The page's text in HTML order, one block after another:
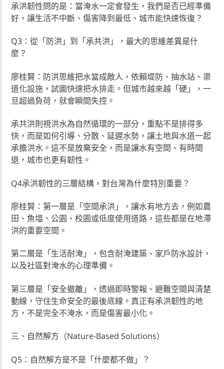
承洪韌性問的是：當淹水一定會發生，我們是否已經準備
好，讓生活不中斷、傷害降到最低、城市能快速恢復？
Q3：從「防洪」到「承共洪」，最大的思維差異是什
麼？
廖桂賢：防洪思維把水當成敵人，依賴堤防、抽水站、渠
道化設施，試圖快速把水排走。但城市越來越「硬」，一
旦超過負荷，就會瞬間失控。
承共洪則視洪水為自然循環的一部分，重點不是排得多
快，而是如何引導、分散、延遲水勢，讓土地與水道一起
承擔洪水。這不是放棄安全，而是讓水有空間、有時間
退，城市也更有韌性。
Q4承洪韌性的三層結構，對台灣為什麼特別重要？
廖桂賢：第一層是「空間承洪」，讓水有地方去，例如農
田、魚塭、公園、校園或低度使用道路，這些都是在地滯
洪的重要空間。
第二層是「生活耐淹」，包含耐淹建築、家戶防水設計，
以及社區對淹水的心理準備。
第三層是「安全撤離」，透過即時警報、避難空間與清楚
動線，守住生命安全的最後底線。真正有承洪韌性的地
方，不是完全不淹水，而是傷害最小化。
三、自然解方（Nature-Based Solutions）
Q5：自然解方是不是「什麼都不做」？